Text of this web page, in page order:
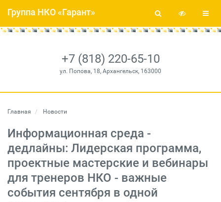
+7 (818) 220-65-10
ул. Попова, 18, Архангельск, 163000
Группа НКО «Гарант»
Главная Новости
Информационная среда -
дедлайны: Лидерская программа,
проектные мастерские и вебинары
для тренеров НКО - важные
события сентября в одной